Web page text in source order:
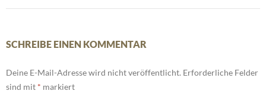
SCHREIBE EINEN KOMMENTAR
Deine E-Mail-Adresse wird nicht veröffentlicht. Erforderliche Felder
sind mit * markiert